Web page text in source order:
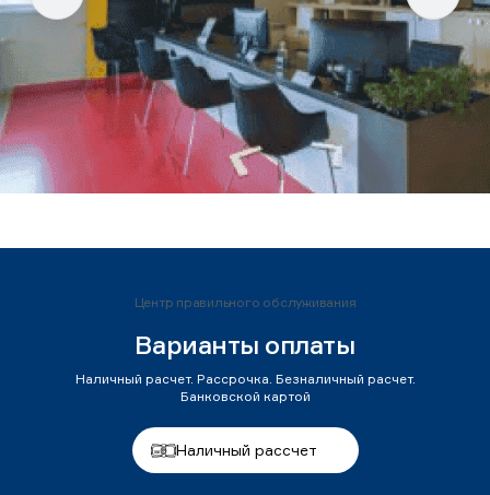
Центр правильного обслуживания
Варианты оплаты
Наличный расчет. Рассрочка. Безналичный расчет.
Банковской картой
Наличный рассчет